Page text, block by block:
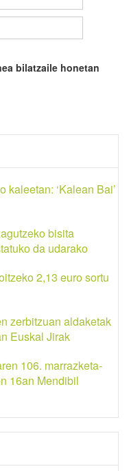
bilatzaile honetan
kaleetan: ‘Kalean Bai’
bisita
da udarako
2,13 euro sortu
zerbitzuan aldaketak
Euskal Jirak
106. marrazketa-
16an Mendibil